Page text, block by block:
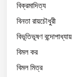
বিক্রমাদিত্য
বিনতা রায়চৌধুরী
বিভূতিভূষণ বন্দোপাধ্যায়
বিমল কর
বিমল মিত্র